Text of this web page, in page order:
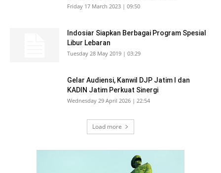
Friday 17 March 2023 | 09:50
Indosiar Siapkan Berbagai Program Spesial
Libur Lebaran
Tuesday 28 May 2019 | 03:29
Gelar Audiensi, Kanwil DJP Jatim I dan
KADIN Jatim Perkuat Sinergi
Wednesday 29 April 2026 | 22:54
Load more